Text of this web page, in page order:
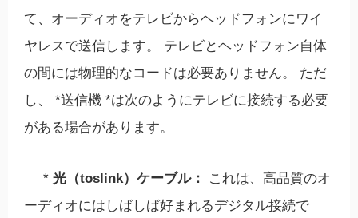
て、オーディオをテレビからヘッドフォンにワイ
ヤレスで送信します。 テレビとヘッドフォン自体
の間には物理的なコードは必要ありません。 ただ
し、 *送信機 *は次のようにテレビに接続する必要
がある場合があります。
* 光（toslink）ケーブル：
これは、高品質のオ
ーディオにはしばしば好まれるデジタル接続で